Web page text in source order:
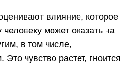
влияние, которое
человеку может оказать на
в том числе,
чувство растет, гноится